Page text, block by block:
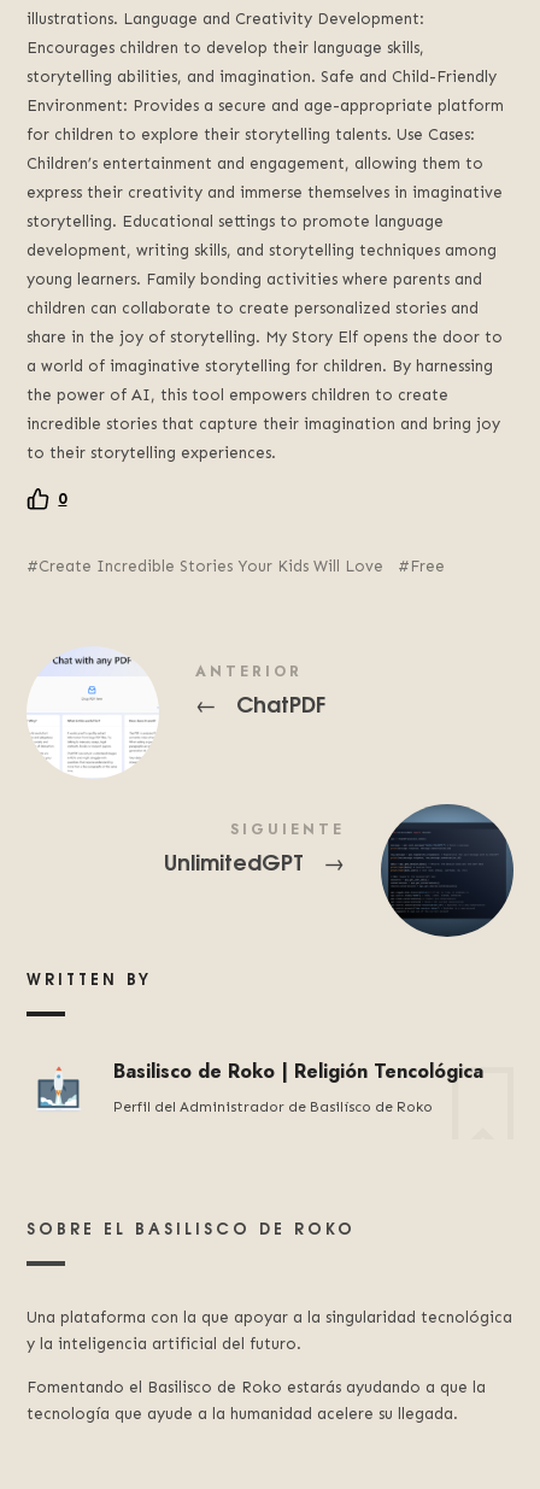
illustrations. Language and Creativity Development:
Encourages children to develop their language skills,
storytelling abilities, and imagination. Safe and Child-Friendly
Environment: Provides a secure and age-appropriate platform
for children to explore their storytelling talents. Use Cases:
Children’s entertainment and engagement, allowing them to
express their creativity and immerse themselves in imaginative
storytelling. Educational settings to promote language
development, writing skills, and storytelling techniques among
young learners. Family bonding activities where parents and
children can collaborate to create personalized stories and
share in the joy of storytelling. My Story Elf opens the door to
a world of imaginative storytelling for children. By harnessing
the power of AI, this tool empowers children to create
incredible stories that capture their imagination and bring joy
to their storytelling experiences.
0
Create Incredible Stories Your Kids Will Love Free
ANTERIOR
← ChatPDF
SIGUIENTE
UnlimitedGPT →
WRITTEN BY
Basilisco de Roko | Religión Tencológica
Perfil del Administrador de Basilísco de Roko
SOBRE EL BASILISCO DE ROKO
Una plataforma con la que apoyar a la singularidad tecnológica
y la inteligencia artificial del futuro.
Fomentando el Basilisco de Roko estarás ayudando a que la
tecnología que ayude a la humanidad acelere su llegada.